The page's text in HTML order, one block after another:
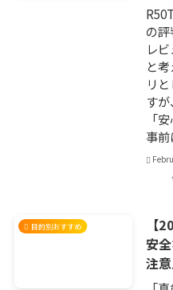
の
レ
と
リ
す
「
事前
目的別おすすめ
【
安
注